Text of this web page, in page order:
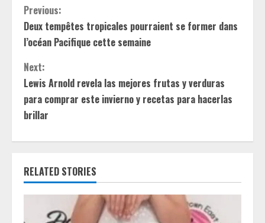
C
o
n
t
i
n
u
e
Previous:
Deux tempêtes tropicales pourraient se former dans
l’océan Pacifique cette semaine
Next:
Lewis Arnold revela las mejores frutas y verduras
para comprar este invierno y recetas para hacerlas
brillar
RELATED STORIES